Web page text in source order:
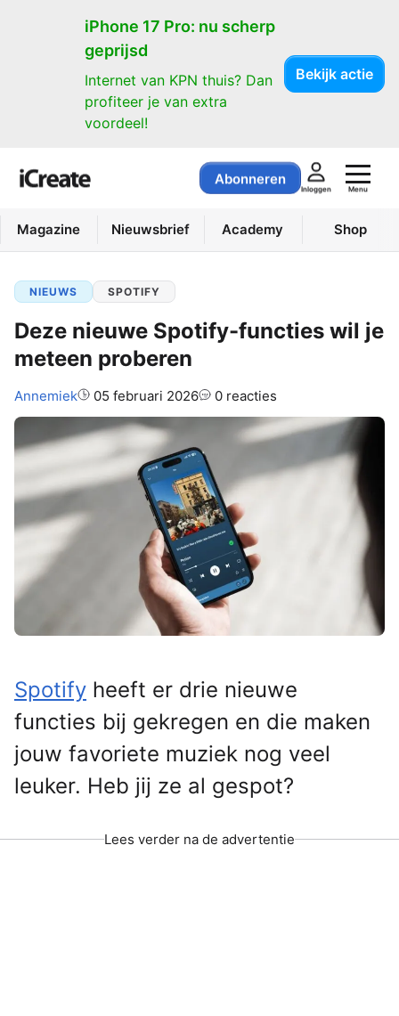
iPhone 17 Pro: nu scherp
geprijsd
Internet van KPN thuis? Dan
profiteer je van extra
voordeel!
Bekijk actie
Abonneren
Inloggen Menu
Magazine Nieuwsbrief Academy Shop
NIEUWS SPOTIFY
Deze nieuwe Spotify-functies wil je
meteen proberen
Auteur:
Annemiek 05 februari 2026 0 reacties
Spotify heeft er drie nieuwe
functies bij gekregen en die maken
jouw favoriete muziek nog veel
leuker. Heb jij ze al gespot?
Lees verder na de advertentie